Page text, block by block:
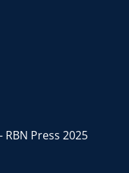
Press 2025